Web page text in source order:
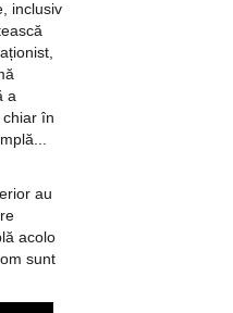
inclusiv
a
în
au
acolo
sunt